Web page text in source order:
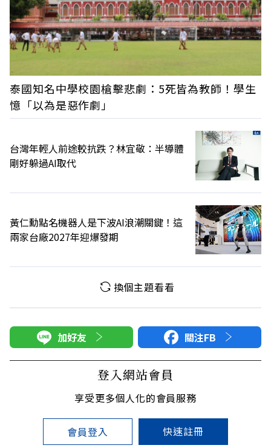
泰國知名中學校園槍擊悲劇：5死皆為教師！學生
憶「以為是惡作劇」
台灣年輕人前途較抗跌？林宜敬：半導體
剛好躲過AI取代
黃仁勳點名機器人是下波AI浪潮關鍵！這
兩家台廠2027年迎爆發期
換個主題看看
加好友 關注FB
登入網站會員
享受更多個人化的會員服務
會員登入 快速註冊